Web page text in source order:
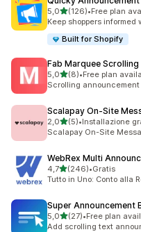
5,0stelle su 5
(126)
126 recensioni totali
•Free plan
Keep shoppers
Built for Shopify
Fab Marquee
5,0stelle su 5
(8)
8 recensioni totali
•Free plan
Scrolling
Scalapay On‑Site
2,0stelle su 5
(5)
5 recensioni totali
•Installazione
Scalapay On-Site
WebRex Multi
4,7stelle su 5
(246)
246 recensioni totali
•Gratis
Tutto in Uno: Conto alla
Super Announcement
5,0stelle su 5
(27)
27 recensioni totali
•Free plan
Add scrolling text